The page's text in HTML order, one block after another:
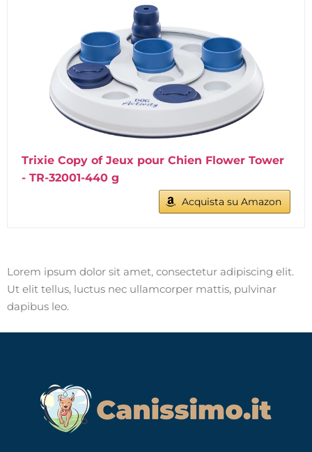
Trixie Copy of Jeux pour Chien Flower Tower
- TR-32001-440 g
Acquista su Amazon
Lorem ipsum dolor sit amet, consectetur adipiscing elit.
Ut elit tellus, luctus nec ullamcorper mattis, pulvinar
dapibus leo.